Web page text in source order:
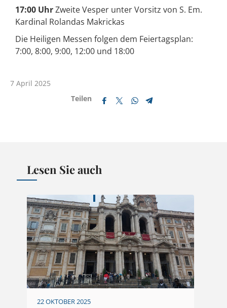
17:00 UhrZweite Vesper unter Vorsitz von S. Em.
Kardinal Rolandas Makrickas
Die Heiligen Messen folgen dem Feiertagsplan:
7:00, 8:00, 9:00, 12:00 und 18:00
7 April 2025
Teilen
Lesen Sie auch
22 OKTOBER 2025